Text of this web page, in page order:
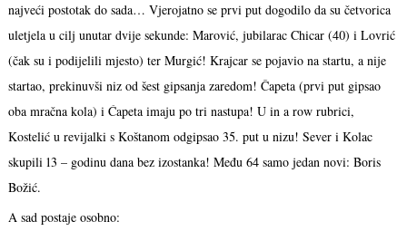
najveći postotak do sada… Vjerojatno se prvi put dogodilo da su četvorica
uletjela u cilj unutar dvije sekunde: Marović, jubilarac Chicar (40) i Lovrić
(čak su i podijelili mjesto) ter Murgić! Krajcar se pojavio na startu, a nije
startao, prekinuvši niz od šest gipsanja zaredom! Čapeta (prvi put gipsao
oba mračna kola) i Ćapeta imaju po tri nastupa! U in a row rubrici,
Kostelić u revijalki s Koštanom odgipsao 35. put u nizu! Sever i Kolac
skupili 13 – godinu dana bez izostanka! Među 64 samo jedan novi: Boris
Božić.
A sad postaje osobno: